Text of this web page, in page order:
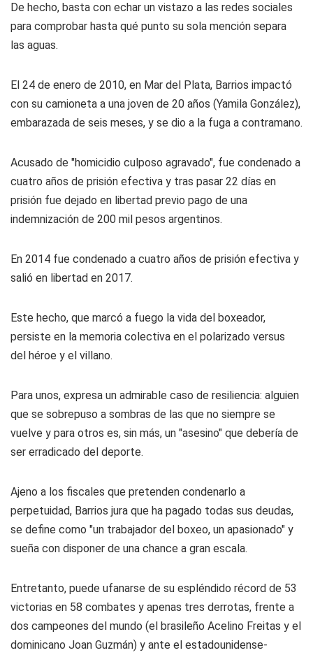
De hecho, basta con echar un vistazo a las redes sociales
para comprobar hasta qué punto su sola mención separa
las aguas.
El 24 de enero de 2010, en Mar del Plata, Barrios impactó
con su camioneta a una joven de 20 años (Yamila González),
embarazada de seis meses, y se dio a la fuga a contramano.
Acusado de "homicidio culposo agravado", fue condenado a
cuatro años de prisión efectiva y tras pasar 22 días en
prisión fue dejado en libertad previo pago de una
indemnización de 200 mil pesos argentinos.
En 2014 fue condenado a cuatro años de prisión efectiva y
salió en libertad en 2017.
Este hecho, que marcó a fuego la vida del boxeador,
persiste en la memoria colectiva en el polarizado versus
del héroe y el villano.
Para unos, expresa un admirable caso de resiliencia: alguien
que se sobrepuso a sombras de las que no siempre se
vuelve y para otros es, sin más, un "asesino" que debería de
ser erradicado del deporte.
Ajeno a los fiscales que pretenden condenarlo a
perpetuidad, Barrios jura que ha pagado todas sus deudas,
se define como "un trabajador del boxeo, un apasionado" y
sueña con disponer de una chance a gran escala.
Entretanto, puede ufanarse de su espléndido récord de 53
victorias en 58 combates y apenas tres derrotas, frente a
dos campeones del mundo (el brasileño Acelino Freitas y el
dominicano Joan Guzmán) y ante el estadounidense-